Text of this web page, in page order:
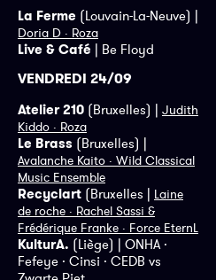
La Ferme (Louvain-La-Neuve) |
Doria D · Roza
Live & Café | Be Floyd
VENDREDI 24/09
Atelier 210 (Bruxelles) | Judith
Kiddo · Roza
Le Brass (Bruxelles) |
Avalanche Kaito · Wild Classical
Music Ensemble
Recyclart (Bruxelles | Laine
de roche · Rachel Sassi &
Frédérique Franke · Force EternL
KulturA. (Liège) | ONHA ·
Fefeye · Cinsi · CEDB vs